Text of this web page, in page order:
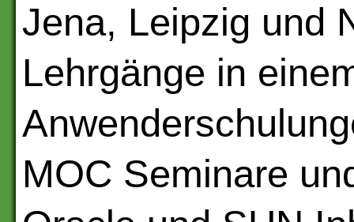
Jena, Leipzig und
Lehrgänge in
MOC Seminare